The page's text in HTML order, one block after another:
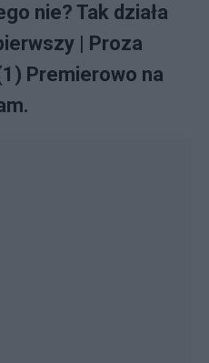
nie? Tak działa
| Proza
Premierowo na